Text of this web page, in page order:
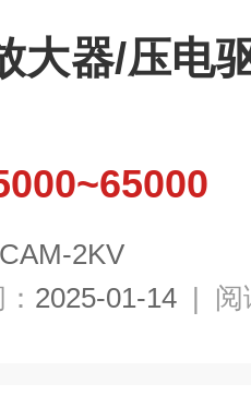
大器/压电
2KV
2025-01-14 | 阅